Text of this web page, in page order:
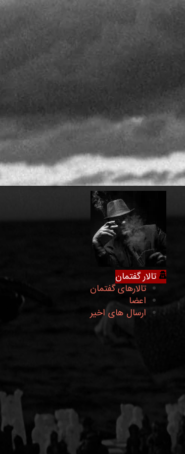
تالار گفتمان
تالارهای گفتمان
اعضا
ارسال های اخیر